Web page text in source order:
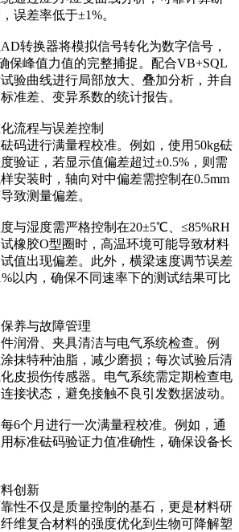
误差率低于±1%。
转换器将模拟信号转化为数字信号，
保峰值力值的完整捕捉。配合VB+SQL
验曲线进行局部放大、叠加分析，并自
准差、变异系数的统计报告。
流程与误差控制
码进行满量程校准。例如，使用50kg砝
验证，若显示值偏差超过±0.5%，则需
安装时，轴向对中偏差需控制在0.5mm
致测量偏差。
与湿度需严格控制在20±5℃、≤85%RH
橡胶O型圈时，高温环境可能导致材料
值出现偏差。此外，横梁速度调节误差
以内，确保不同速率下的测试结果可比
养与故障管理
润滑、夹具清洁与电气系统检查。例
抹特种油脂，减少磨损；每次试验后清
皮损伤传感器。电气系统需定期检查电
接状态，避免接触不良引发数据波动。
6个月进行一次满量程校准。例如，通
标准砝码验证力值准确性，确保设备长
创新
性不仅是质量控制的基石，更是材料研
维复合材料的强度优化到生物可降解塑